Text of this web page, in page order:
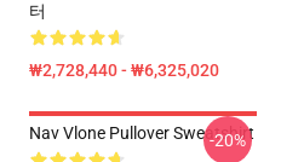
터
₩2,728,440 - ₩6,325,020
Nav Vlone Pullover Sweatshirt
-20%